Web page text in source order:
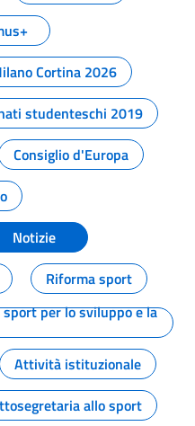
Cortina 2026
studenteschi 2019
Consiglio d'Europa
Notizie
Riforma sport
per lo sviluppo e la
Attività istituzionale
allo sport